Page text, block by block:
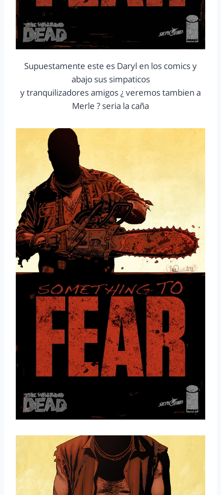
Supuestamente este es Daryl en los comics y
abajo sus simpaticos
y tranquilizadores amigos ¿ veremos tambien a
Merle ? seria la caña